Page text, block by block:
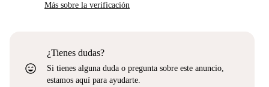
Más sobre la verificación
sentiment_very_satisfied
¿Tienes dudas?
Si tienes alguna duda o pregunta sobre este anuncio,
estamos aquí para ayudarte.